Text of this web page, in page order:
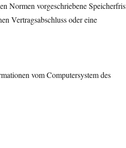
Normen vorgeschriebene
Vertragsabschluss oder eine
vom Computersystem des